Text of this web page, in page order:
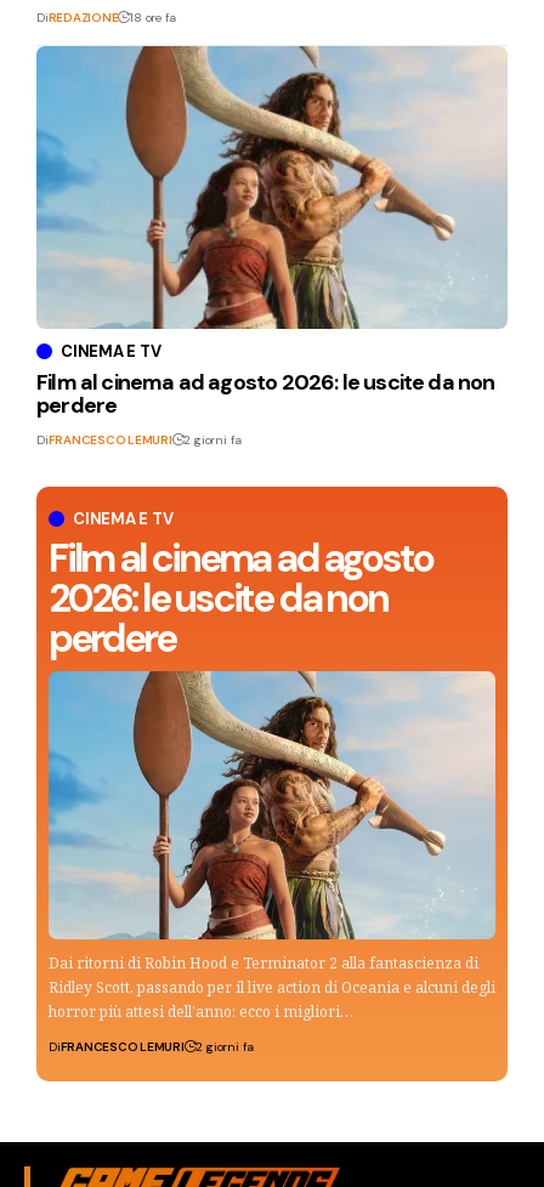
CINEMA E TV
Film al cinema ad agosto
2026: le uscite da non
perdere
Dai ritorni di Robin Hood e Terminator 2 alla fantascienza di
Ridley Scott, passando per il live action di Oceania e alcuni degli
horror più attesi dell’anno: ecco i migliori…
DiFRANCESCO LEMURI 2 giorni fa
DiREDAZIONE 18 ore fa
CINEMA E TV
Film al cinema ad agosto 2026: le uscite da non
perdere
DiFRANCESCO LEMURI 2 giorni fa